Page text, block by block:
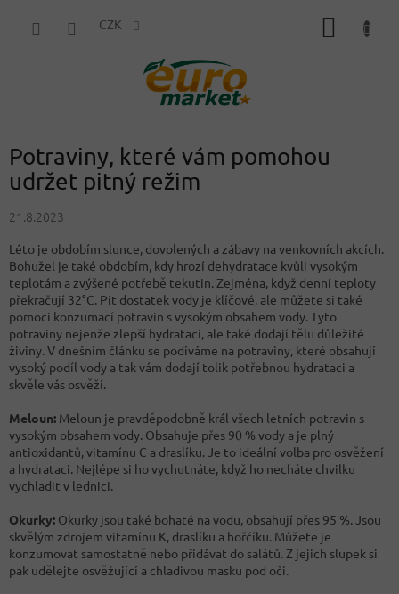
CZK
Potraviny, které vám pomohou
udržet pitný režim
21.8.2023
Léto je obdobím slunce, dovolených a zábavy na venkovních akcích.
Bohužel je také obdobím, kdy hrozí dehydratace kvůli vysokým
teplotám a zvýšené potřebě tekutin. Zejména, když denní teploty
překračují 32°C. Pít dostatek vody je klíčové, ale můžete si také
pomoci konzumací potravin s vysokým obsahem vody. Tyto
potraviny nejenže zlepší hydrataci, ale také dodají tělu důležité
živiny. V dnešním článku se podíváme na potraviny, které obsahují
vysoký podíl vody a tak vám dodají tolik potřebnou hydrataci a
skvěle vás osvěží.
Meloun: Meloun je pravděpodobně král všech letních potravin s
vysokým obsahem vody. Obsahuje přes 90 % vody a je plný
antioxidantů, vitamínu C a draslíku. Je to ideální volba pro osvěžení
a hydrataci. Nejlépe si ho vychutnáte, když ho necháte chvilku
vychladit v lednici.
Okurky: Okurky jsou také bohaté na vodu, obsahují přes 95 %. Jsou
skvělým zdrojem vitamínu K, draslíku a hořčíku. Můžete je
konzumovat samostatně nebo přidávat do salátů. Z jejich slupek si
pak udělejte osvěžující a chladivou masku pod oči.